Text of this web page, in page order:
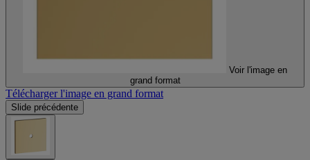
Voir l'image en
grand format
Télécharger l'image en grand format
Slide précédente